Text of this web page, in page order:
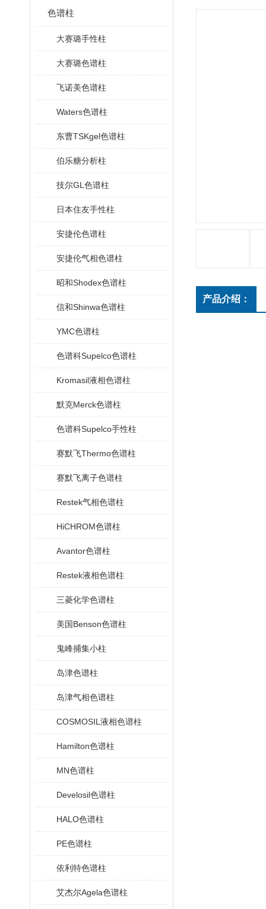
色谱柱
大赛璐手性柱
大赛璐色谱柱
飞诺美色谱柱
Waters色谱柱
东曹TSKgel色谱柱
伯乐糖分析柱
技尔GL色谱柱
日本住友手性柱
安捷伦色谱柱
安捷伦气相色谱柱
昭和Shodex色谱柱
信和Shinwa色谱柱
YMC色谱柱
色谱科Supelco色谱柱
Kromasil液相色谱柱
默克Merck色谱柱
色谱科Supelco手性柱
赛默飞Thermo色谱柱
赛默飞离子色谱柱
Restek气相色谱柱
HiCHROM色谱柱
Avantor色谱柱
Restek液相色谱柱
三菱化学色谱柱
美国Benson色谱柱
鬼峰捕集小柱
岛津色谱柱
岛津气相色谱柱
COSMOSIL液相色谱柱
Hamilton色谱柱
MN色谱柱
Develosil色谱柱
HALO色谱柱
PE色谱柱
依利特色谱柱
艾杰尔Agela色谱柱
产品介绍：